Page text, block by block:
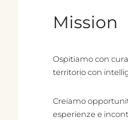
Mission
Ospitiamo con
territorio con
Creiamo
esperienze e